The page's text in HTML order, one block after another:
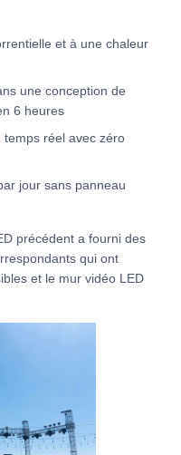
à LED
et à une chaleur
une conception de
6 heures
temps réel avec zéro
jour sans panneau
précédent a fourni des
qui ont
et le mur vidéo LED